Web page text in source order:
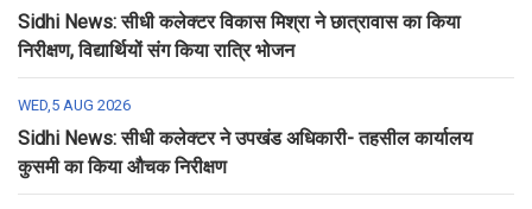
Sidhi News: सीधी कलेक्टर विकास मिश्रा ने छात्रावास का किया
निरीक्षण, विद्यार्थियों संग किया रात्रि भोजन
WED,5 AUG 2026
Sidhi News: सीधी कलेक्टर ने उपखंड अधिकारी- तहसील कार्यालय
कुसमी का किया औचक निरीक्षण